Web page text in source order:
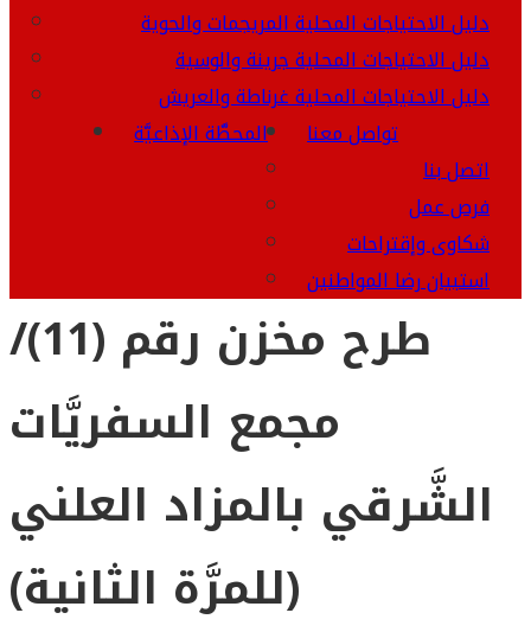
دليل الاحتياجات المحلية المريجمات والحوية
دليل الاحتياجات المحلية جرينة والوسية
دليل الاحتياجات المحلية غرناطة والعريش
تواصل معنا
اتصل بنا
فرص عمل
شكاوى وإقتراحات
استبيان رضا المواطنين
المحطَّة الإذاعيَّة
طرح مخزن رقم (11)/
مجمع السفريَّات
الشَّرقي بالمزاد العلني
(للمرَّة الثانية)